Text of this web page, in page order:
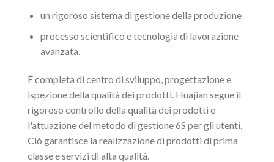
un rigoroso sistema di gestione della produzione
processo scientifico e tecnologia di lavorazione
avanzata.
È completa di centro di sviluppo, progettazione e
ispezione della qualità dei prodotti. Huajian segue il
rigoroso controllo della qualità dei prodotti e
l'attuazione del metodo di gestione 6S per gli utenti.
Ciò garantisce la realizzazione di prodotti di prima
classe e servizi di alta qualità.